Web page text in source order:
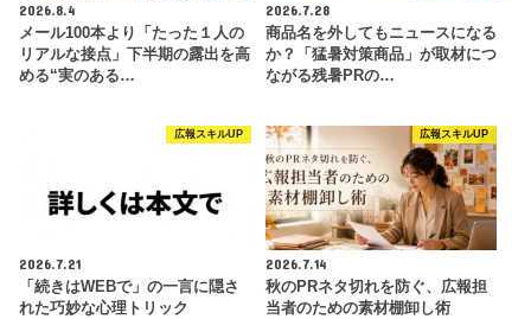
2026.8.4
メール100本より「たった１人の
リアルな接点」下半期の露出を高
める“実のある…
2026.7.28
商品名を外してもニュースになる
か？「猛暑対策商品」が取材につ
ながる残暑PRの…
広報スキルUP
2026.7.21
「続きはWEBで」の一言に隠さ
れた巧妙な心理トリック
広報スキルUP
2026.7.14
秋のPRネタ切れを防ぐ、広報担
当者のための素材棚卸し術